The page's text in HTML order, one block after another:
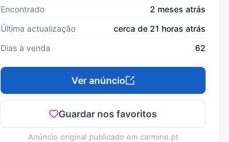
Encontrado
2 meses atrás
Última actualização
cerca de 21 horas atrás
Dias à venda
62
Ver anúncio
Guardar nos favoritos
Anúncio original publicado em carmine.pt